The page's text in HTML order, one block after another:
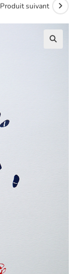
Produit suivant